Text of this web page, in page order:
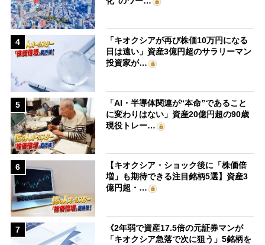
4
「キオクシアが再び株価10万円になる
日は遠い」資産3億円超のサラリーマン
投資家が…
5
「AI・半導体関連が“本命”であること
に変わりはない」資産20億円超の90歳
現役トレー…
6
【キオクシア・ショック後に「株価倍
増」も期待できる注目銘柄5選】資産3
億円超・…
7
《2年弱で資産17.5倍の元証券マンが
「キオクシア急落で次に狙う」5銘柄を